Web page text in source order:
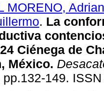
MORENO,
. La
Ciénega de
México.
149.